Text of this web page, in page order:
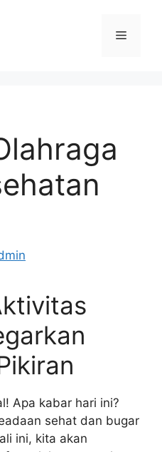
Menu
Apa kabar hari ini?
sehat dan bugar
ini, kita akan